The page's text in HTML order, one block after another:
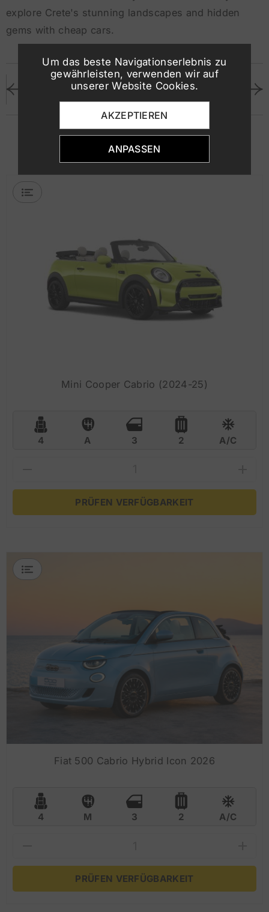
Um das beste Navigationserlebnis zu
gewährleisten, verwenden wir auf
unserer Website Cookies.
AKZEPTIEREN
ANPASSEN
explore Crete's stunning landscapes and hidden
gems with cheap cars.
VORHERIGER BEITRAG NÄCHSTER BEITRAG
Vorgeschlagene Fahrzeuge
Mini Cooper Cabrio (2024-25)
4 A 3 2 A/C
PRÜFEN VERFÜGBARKEIT
Fiat 500 Cabrio Hybrid Icon 2026
4 M 3 2 A/C
PRÜFEN VERFÜGBARKEIT